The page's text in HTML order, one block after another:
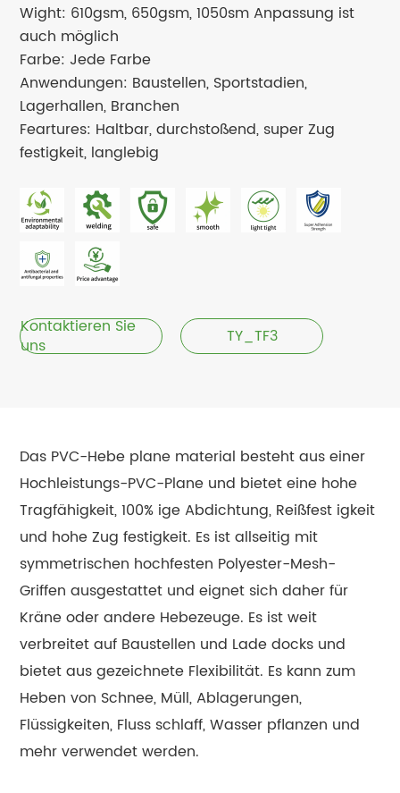
Wight: 610gsm, 650gsm, 1050sm Anpassung ist
auch möglich
Farbe: Jede Farbe
Anwendungen: Baustellen, Sportstadien,
Lagerhallen, Branchen
Feartures: Haltbar, durchstoßend, super Zug
festigkeit, langlebig
Kontaktieren Sie
uns
TY_TF3
Das PVC-Hebe plane material besteht aus einer
Hochleistungs-PVC-Plane und bietet eine hohe
Tragfähigkeit, 100% ige Abdichtung, Reißfest igkeit
und hohe Zug festigkeit. Es ist allseitig mit
symmetrischen hochfesten Polyester-Mesh-
Griffen ausgestattet und eignet sich daher für
Kräne oder andere Hebezeuge. Es ist weit
verbreitet auf Baustellen und Lade docks und
bietet aus gezeichnete Flexibilität. Es kann zum
Heben von Schnee, Müll, Ablagerungen,
Flüssigkeiten, Fluss schlaff, Wasser pflanzen und
mehr verwendet werden.